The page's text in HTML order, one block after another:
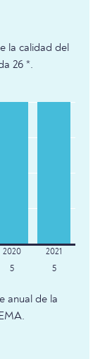
la calidad del
26 *.
5 5
anual de la